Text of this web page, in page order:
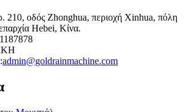
210, οδός Zhonghua, περιοχή Xinhua, πόλη
Hebei, Κίνα.
admin@goldrainmachine.com